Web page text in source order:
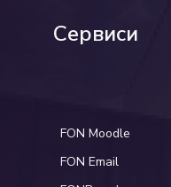
Сервиси
FON Moodle
FON Email